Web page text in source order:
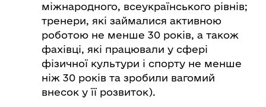
міжнародного, всеукраїнського рівнів;
тренери, які займалися активною
роботою не менше 30 років, а також
фахівці, які працювали у сфері
фізичної культури і спорту не менше
ніж 30 років та зробили вагомий
внесок у її розвиток).